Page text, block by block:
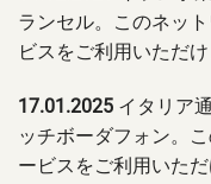
ランセル。このネッ
ビスをご利用いただけ
17.01.2025 イタリア
ッチボーダフォン。
ービスをご利用いただ